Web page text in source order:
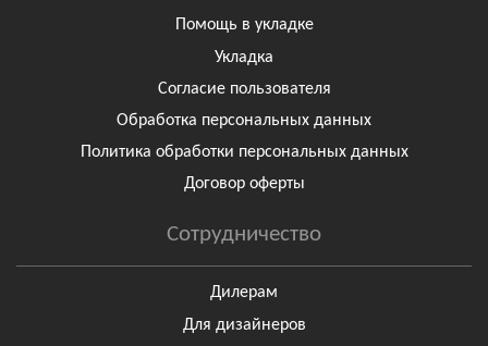
Помощь в укладке
Укладка
Согласие пользователя
Обработка персональных данных
Политика обработки персональных данных
Договор оферты
Сотрудничество
Дилерам
Для дизайнеров